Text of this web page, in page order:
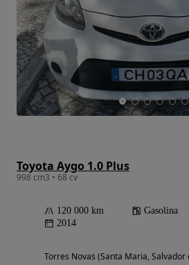
Toyota Aygo 1.0 Plus
998 cm3 • 68 cv
120 000 km Gasolina
2014
Torres Novas (Santa Maria,